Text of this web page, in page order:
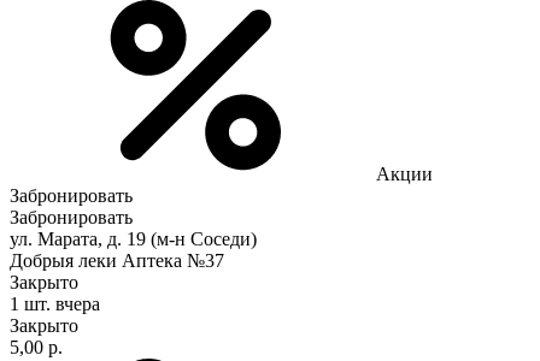
Акции
Забронировать
Забронировать
ул. Марата, д. 19 (м-н Соседи)
Добрыя леки Аптека №37
Закрыто
1 шт. вчера
Закрыто
5,00 р.